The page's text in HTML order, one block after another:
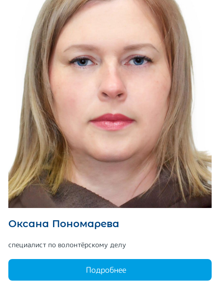
Оксана Пономарева
специалист по волонтёрскому делу
Подробнее